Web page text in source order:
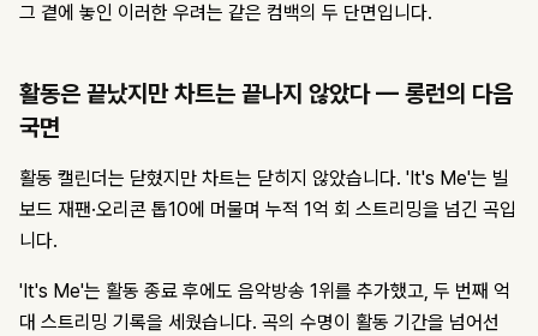
그 곁에 놓인 이러한 우려는 같은 컴백의 두 단면입니다.
활동은 끝났지만 차트는 끝나지 않았다 — 롱런의 다음
국면
활동 캘린더는 닫혔지만 차트는 닫히지 않았습니다. 'It's Me'는 빌
보드 재팬·오리콘 톱10에 머물며 누적 1억 회 스트리밍을 넘긴 곡입
니다.
'It's Me'는 활동 종료 후에도 음악방송 1위를 추가했고, 두 번째 억
대 스트리밍 기록을 세웠습니다. 곡의 수명이 활동 기간을 넘어선